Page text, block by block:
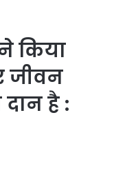
किया
जीवन
है :